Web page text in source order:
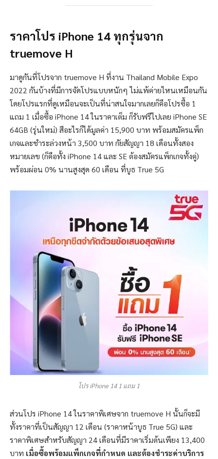
ราคาโปร iPhone 14 ทุกรุ่นจาก
truemove H
มาดูกันที่โปรจาก truemove H ที่งาน Thailand Mobile Expo
2022 กันบ้างที่มีการจัดโปรแบบหนักๆ ไม่แพ้ค่ายไหนเหมือนกัน
โดยโปรแรกที่ดูเหมือนจะเป็นที่น่าสนใจมากเลยก็คือโปรซื้อ 1
แถม 1 เมื่อซื้อ iPhone 14 ในราคาเต็ม ก็รับฟรีไปเลย iPhone SE
64GB (รุ่นใหม่) สีอะไรก็ได้มูลค่า 15,900 บาท พร้อมสมัครแพ็ก
เกจและชำระล่วงหน้า 3,500 บาท กัยสัญญา 18 เดือนทั้งสอง
หมายเลข (ก็คือทั้ง iPhone 14 และ SE ต้องสมัครแพ็กเกจทั้งคู่)
พร้อมผ่อน 0% นานสูงสุด 60 เดือน ที่บูธ True 5G
โปร iPhone 14 1 แถม 1
ส่วนโปร iPhone 14 ในราคาพิเศษจาก truemove H นั้นก็จะมี
ทั้งราคาที่เป็นสัญญา 12 เดือน (ราคาหน้าบูธ True 5G) และ
ราคาพิเศษสำหรับสัญญา 24 เดือนที่มีราคาเริ่มต้นเพียง 13,400
บาท เมื่อซื้อพร้อมแพ็กเกจที่กำหนด และต้องชำระค่าบริการ